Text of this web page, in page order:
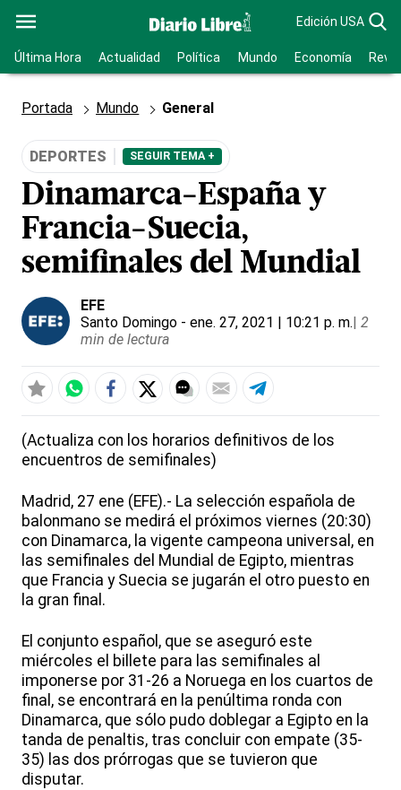
Edición USA
Última Hora Actualidad Política Mundo Economía
Portada Mundo General
DEPORTES SEGUIR TEMA +
Dinamarca-España y
Francia-Suecia,
semifinales del Mundial
EFE
Santo Domingo - ene. 27, 2021 | 10:21 p. m.| 2
min de lectura
(Actualiza con los horarios definitivos de los
encuentros de semifinales)
Madrid, 27 ene (EFE).- La selección española de
balonmano se medirá el próximos viernes (20:30)
con Dinamarca, la vigente campeona universal, en
las semifinales del Mundial de Egipto, mientras
que Francia y Suecia se jugarán el otro puesto en
la gran final.
El conjunto español, que se aseguró este
miércoles el billete para las semifinales al
imponerse por 31-26 a Noruega en los cuartos de
final, se encontrará en la penúltima ronda con
Dinamarca, que sólo pudo doblegar a Egipto en la
tanda de penaltis, tras concluir con empate (35-
35) las dos prórrogas que se tuvieron que
disputar.